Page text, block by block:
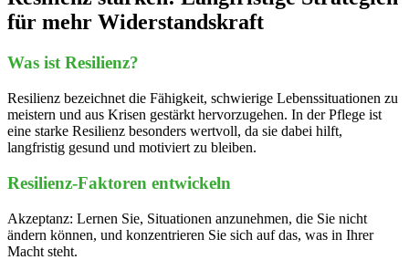
für mehr Widerstandskraft
Was ist Resilienz?
Resilienz bezeichnet die Fähigkeit, schwierige Lebenssituationen zu
meistern und aus Krisen gestärkt hervorzugehen. In der Pflege ist
eine starke Resilienz besonders wertvoll, da sie dabei hilft,
langfristig gesund und motiviert zu bleiben.
Resilienz-Faktoren entwickeln
Akzeptanz: Lernen Sie, Situationen anzunehmen, die Sie nicht
ändern können, und konzentrieren Sie sich auf das, was in Ihrer
Macht steht.